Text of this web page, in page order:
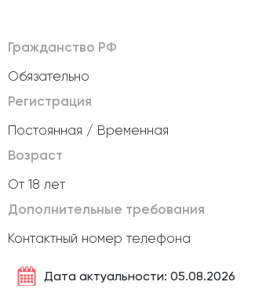
Гражданство РФ
Обязательно
Регистрация
Постоянная / Временная
Возраст
От 18 лет
Дополнительные требования
Контактный номер телефона
Дата актуальности: 05.08.2026